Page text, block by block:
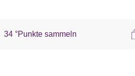
34 °Punkte sammeln